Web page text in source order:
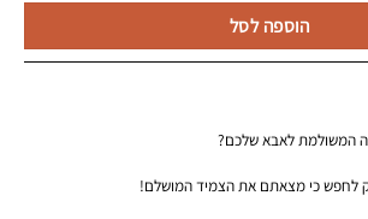
הוספה לסל
המשולמת לאבא שלכם?
לחפש כי מצאתם את הצמיד המושלם!